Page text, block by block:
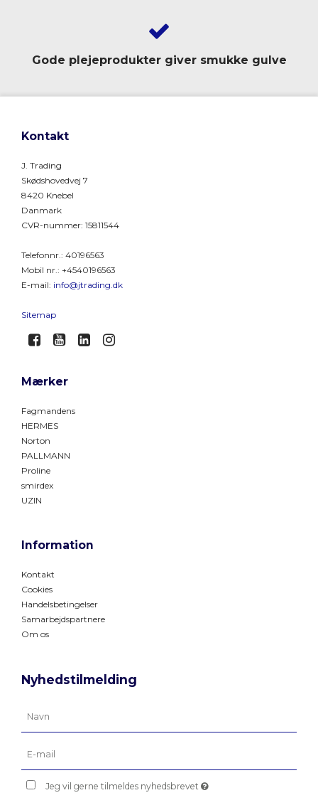
Gode plejeprodukter giver smukke gulve
Kontakt
J. Trading
Skødshovedvej 7
8420 Knebel
Danmark
CVR-nummer: 15811544
Telefonnr.: 40196563
Mobil nr.: +4540196563
E-mail: info@jtrading.dk
Sitemap
Mærker
Fagmandens
HERMES
Norton
PALLMANN
Proline
smirdex
UZIN
Information
Kontakt
Cookies
Handelsbetingelser
Samarbejdspartnere
Om os
Nyhedstilmelding
Jeg vil gerne tilmeldes nyhedsbrevet